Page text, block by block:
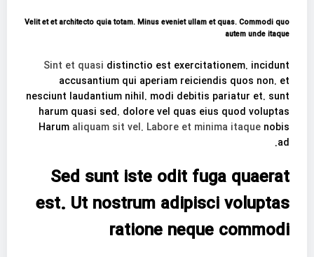
Velit et et architecto quia totam. Minus eveniet ullam et quas. Commodi quo
autem unde itaque
Sint et quasi distinctio est exercitationem. incidunt
accusantium qui aperiam reiciendis quos non. et
nesciunt laudantium nihil. modi debitis pariatur et. sunt
harum quasi sed. dolore vel quas eius quod voluptas
Harum aliquam sit vel. Labore et minima itaque nobis
ad.
Sed sunt iste odit fuga quaerat
est. Ut nostrum adipisci voluptas
ratione neque commodi